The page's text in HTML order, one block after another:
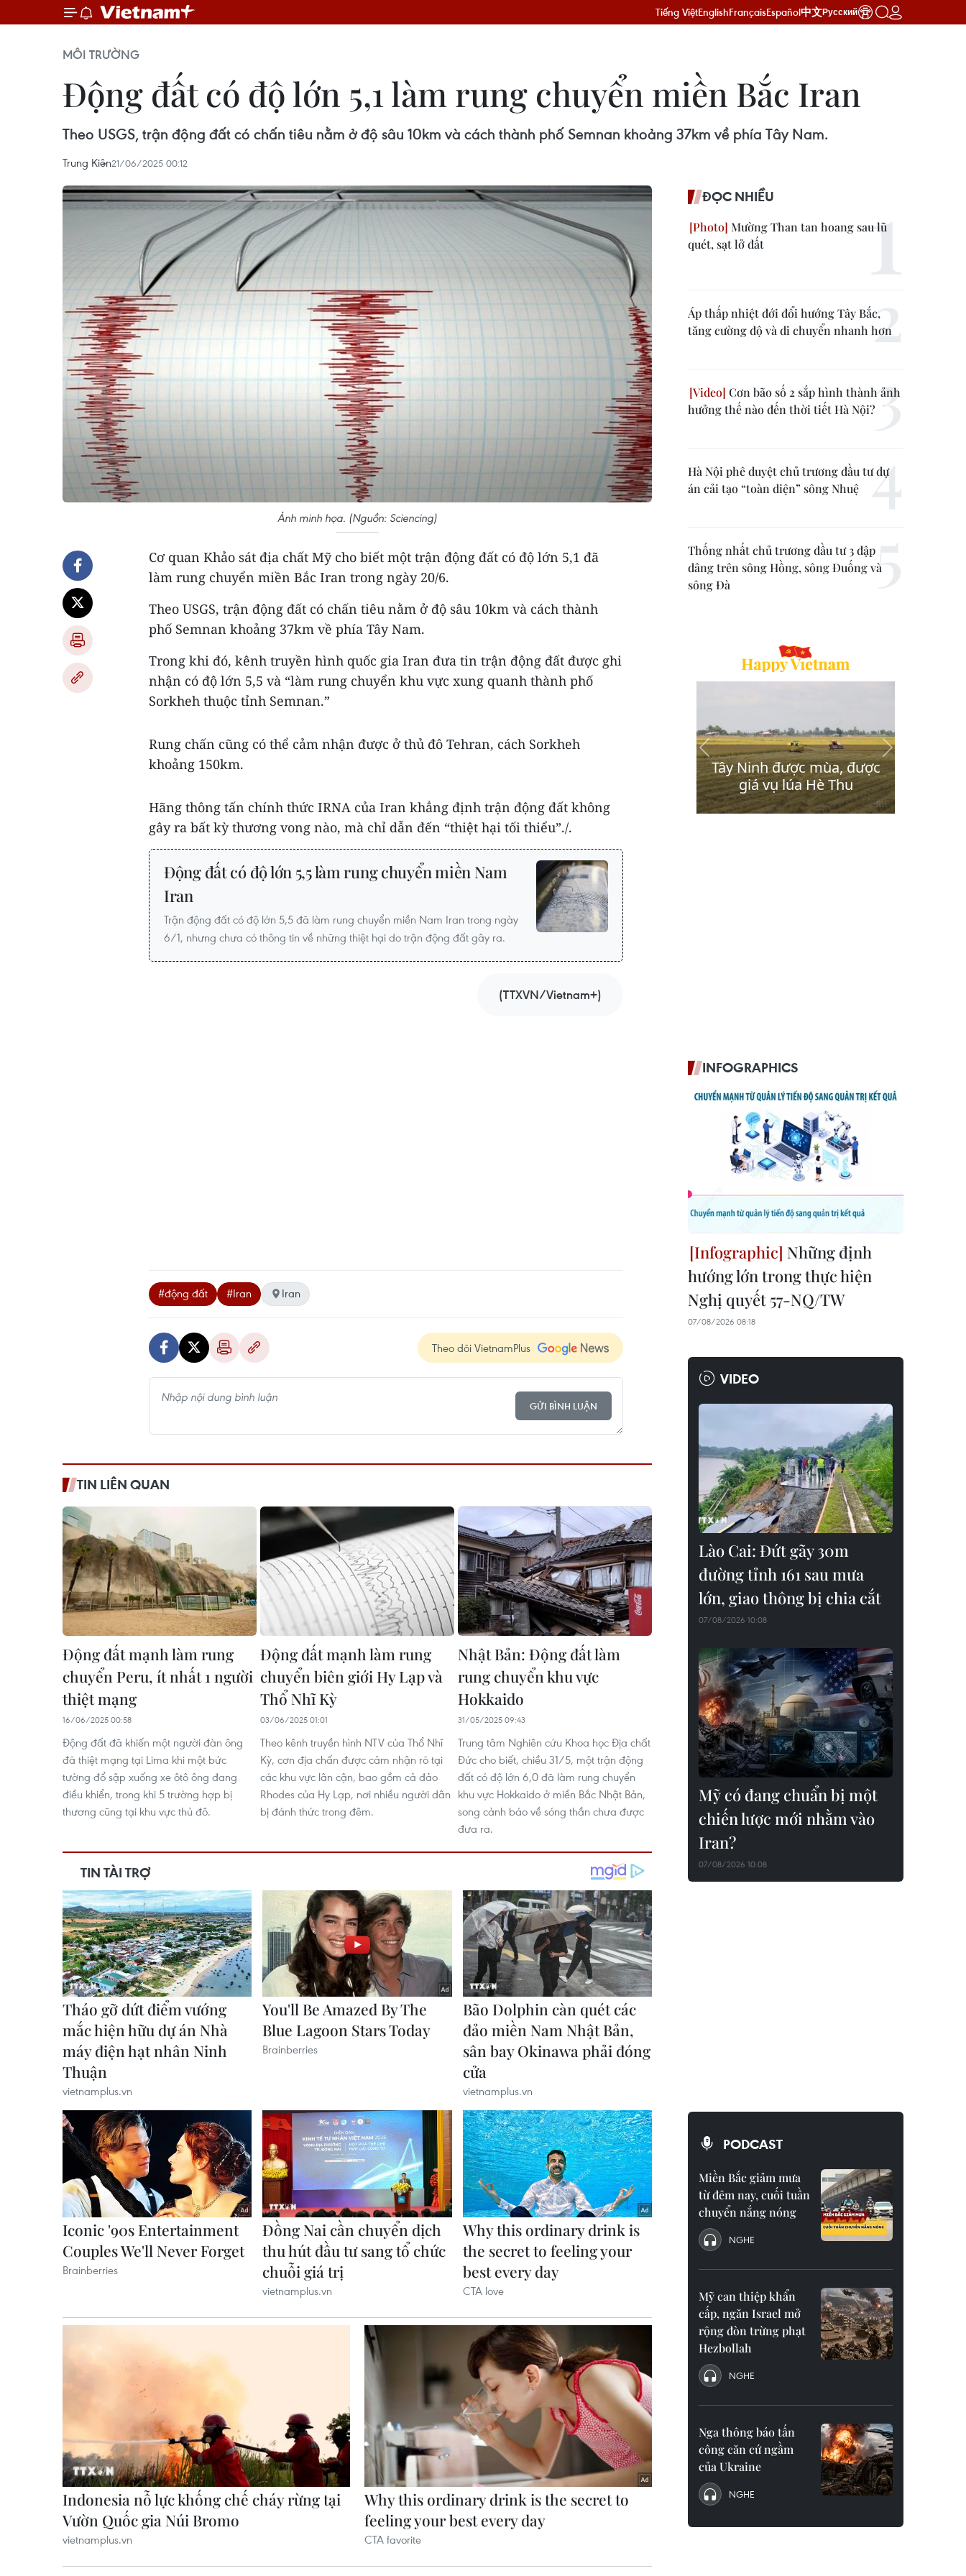
Tiếng ViệtEnglishFrançaisEspañol中文Русский
MÔI TRƯỜNG
Động đất có độ lớn 5,1 làm rung chuyển miền Bắc Iran
Theo USGS, trận động đất có chấn tiêu nằm ở độ sâu 10km và cách thành phố Semnan khoảng 37km về phía Tây Nam.
Trung Kiên21/06/2025 00:12
Ảnh minh họa. (Nguồn: Sciencing)
Cơ quan Khảo sát địa chất Mỹ cho biết một trận động đất có độ lớn 5,1 đã
làm rung chuyển miền Bắc Iran trong ngày 20/6.
Theo USGS, trận động đất có chấn tiêu nằm ở độ sâu 10km và cách thành
phố Semnan khoảng 37km về phía Tây Nam.
Trong khi đó, kênh truyền hình quốc gia Iran đưa tin trận động đất được ghi
nhận có độ lớn 5,5 và “làm rung chuyển khu vực xung quanh thành phố
Sorkheh thuộc tỉnh Semnan.”
Rung chấn cũng có thể cảm nhận được ở thủ đô Tehran, cách Sorkheh
khoảng 150km.
Hãng thông tấn chính thức IRNA của Iran khẳng định trận động đất không
gây ra bất kỳ thương vong nào, mà chỉ dẫn đến “thiệt hại tối thiểu”./.
Động đất có độ lớn 5,5 làm rung chuyển miền Nam
Iran
Trận động đất có độ lớn 5,5 đã làm rung chuyển miền Nam Iran trong ngày
6/1, nhưng chưa có thông tin về những thiệt hại do trận động đất gây ra.
(TTXVN/Vietnam+)
#động đất #Iran Iran
Theo dõi VietnamPlus
GỬI BÌNH LUẬN
TIN LIÊN QUAN
Động đất mạnh làm rung
chuyển Peru, ít nhất 1 người
thiệt mạng
16/06/2025 00:58
Động đất đã khiến một người đàn ông
đã thiệt mạng tại Lima khi một bức
tường đổ sập xuống xe ôtô ông đang
điều khiển, trong khi 5 trường hợp bị
thương cũng tại khu vực thủ đô.
Động đất mạnh làm rung
chuyển biên giới Hy Lạp và
Thổ Nhĩ Kỳ
03/06/2025 01:01
Theo kênh truyền hình NTV của Thổ Nhĩ
Kỳ, cơn địa chấn được cảm nhận rõ tại
các khu vực lân cận, bao gồm cả đảo
Rhodes của Hy Lạp, nơi nhiều người dân
bị đánh thức trong đêm.
Nhật Bản: Động đất làm
rung chuyển khu vực
Hokkaido
31/05/2025 09:43
Trung tâm Nghiên cứu Khoa học Địa chất
Đức cho biết, chiều 31/5, một trận động
đất có độ lớn 6,0 đã làm rung chuyển
khu vực Hokkaido ở miền Bắc Nhật Bản,
song cảnh báo về sóng thần chưa được
đưa ra.
ĐỌC NHIỀU
Mường Than tan hoang sau lũ
quét, sạt lở đất
Áp thấp nhiệt đới đổi hướng Tây Bắc,
tăng cường độ và di chuyển nhanh hơn
Cơn bão số 2 sắp hình thành ảnh
hưởng thế nào đến thời tiết Hà Nội?
Hà Nội phê duyệt chủ trương đầu tư dự
án cải tạo “toàn diện” sông Nhuệ
Thống nhất chủ trương đầu tư 3 đập
dâng trên sông Hồng, sông Đuống và
sông Đà
INFOGRAPHICS
Những định
hướng lớn trong thực hiện
Nghị quyết 57-NQ/TW
07/08/2026 08:18
VIDEO
Lào Cai: Đứt gãy 30m
đường tỉnh 161 sau mưa
lớn, giao thông bị chia cắt
07/08/2026 10:08
Mỹ có đang chuẩn bị một
chiến lược mới nhằm vào
Iran?
07/08/2026 10:08
PODCAST
Miền Bắc giảm mưa
từ đêm nay, cuối tuần
chuyển nắng nóng
NGHE
Mỹ can thiệp khẩn
cấp, ngăn Israel mở
rộng đòn trừng phạt
Hezbollah
NGHE
Nga thông báo tấn
công căn cứ ngầm
của Ukraine
NGHE